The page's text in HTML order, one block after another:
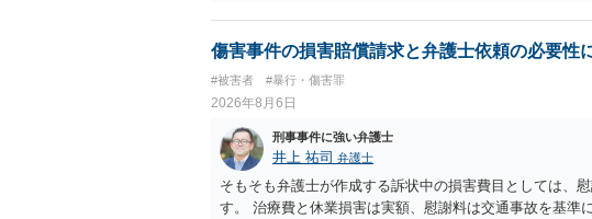
でいえば、任意取り調べの場合、ＩＣレコーダーを持参
ます。
傷害事件の損害賠償請求と弁護士依頼の必要性
#被害者 #暴行・傷害罪
2026年8月6日
刑事事件に強い弁護士
井上 祐司 弁護士
そもそも弁護士が作成する訴状中の損害費目としては、
す。 治療費と休業損害は実額、慰謝料は交通事故を基準